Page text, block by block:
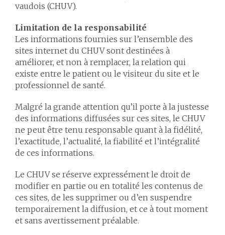
vaudois (CHUV).
Limitation de la responsabilité
Les informations fournies sur l’ensemble des
sites internet du CHUV sont destinées à
améliorer, et non à remplacer, la relation qui
existe entre le patient ou le visiteur du site et le
professionnel de santé.
Malgré la grande attention qu’il porte à la justesse
des informations diffusées sur ces sites, le CHUV
ne peut être tenu responsable quant à la fidélité,
l’exactitude, l’actualité, la fiabilité et l’intégralité
de ces informations.
Le CHUV se réserve expressément le droit de
modifier en partie ou en totalité les contenus de
ces sites, de les supprimer ou d’en suspendre
temporairement la diffusion, et ce à tout moment
et sans avertissement préalable.